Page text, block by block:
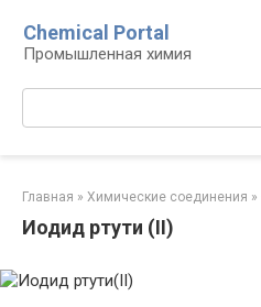
контенту
Chemical Portal
Промышленная химия
Главная » Химические соединения »
Иодид ртути (II)